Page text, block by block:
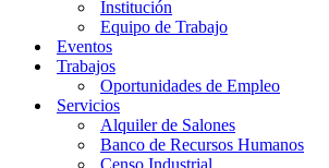
Institución
Equipo de Trabajo
Eventos
Trabajos
Oportunidades de Empleo
Servicios
Alquiler de Salones
Banco de Recursos Humanos
Censo Industrial